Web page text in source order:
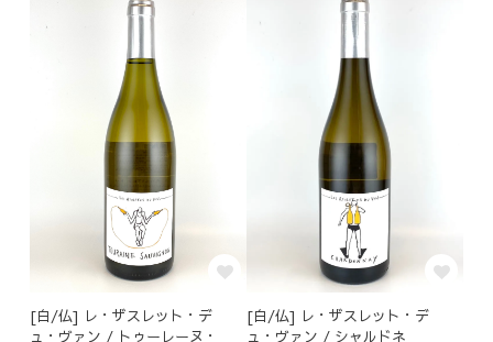
[白/仏] レ・ザスレット・デ
ュ・ヴァン / トゥーレーヌ・
[白/仏] レ・ザスレット・デ
ュ・ヴァン / シャルドネ